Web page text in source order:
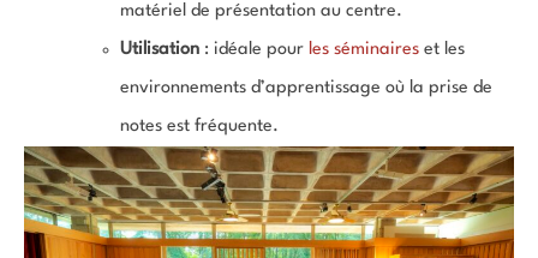
matériel de présentation au centre.
Utilisation : idéale pour les séminaires et les
environnements d’apprentissage où la prise de
notes est fréquente.